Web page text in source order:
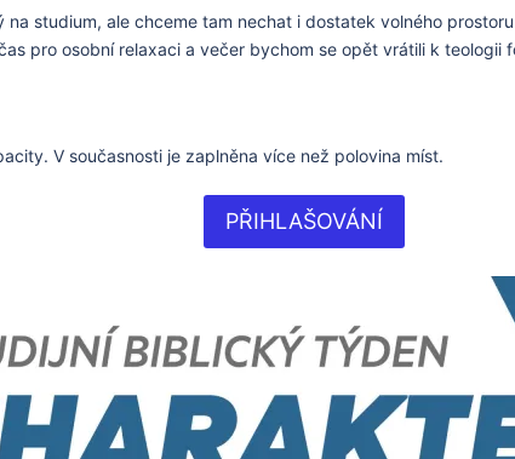
studium, ale chceme tam nechat i dostatek volného
pro osobní relaxaci a večer bychom se opět vrátili k teologii
V současnosti je zaplněna více než polovina míst.
PŘIHLAŠOVÁNÍ